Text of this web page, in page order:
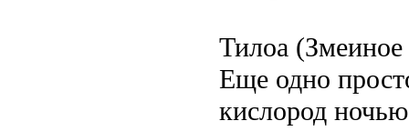
Тилоа (Змеиное
Еще одно
кислород